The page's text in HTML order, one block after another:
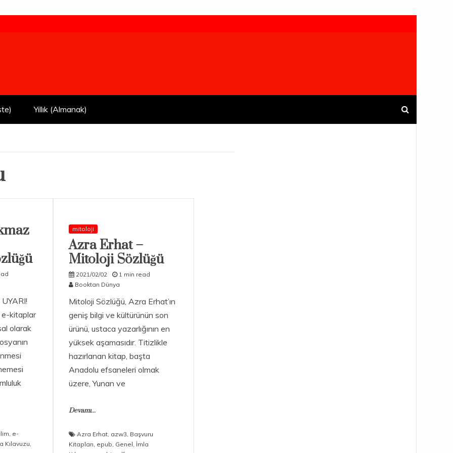
Yıllık (Almanak)
kitaplar
olarak
, e-
Kılavuzu,
mitoloji
Azra Erhat –
Mitoloji Sözlüğü
2021/02/02
1 min read
Booktan Dünya
Mitoloji Sözlüğü, Azra Erhat’ın
geniş bilgi ve kültürünün son
ürünü, ustaca yazarlığının en
yüksek aşamasıdır. Titizlikle
hazırlanan kitap, başta
Anadolu efsaneleri olmak
üzere, Yunan ve
Devamı...
Azra Erhat, azw3, Başvuru
Kitapları, epub, Genel, İmla